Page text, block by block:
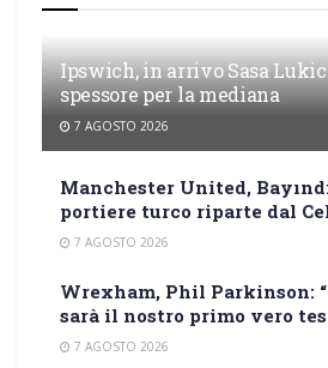
Ipswich, in arrivo Sasa
spessore per la mediana
7 AGOSTO 2026
Manchester United,
portiere turco riparte dal
7 AGOSTO 2026
Wrexham, Phil Parkinson:
sarà il nostro primo vero
7 AGOSTO 2026